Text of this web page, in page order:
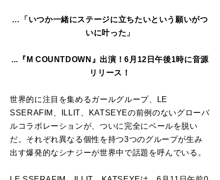
…「いつか一緒にステージに立ちたいという願いがつ
いに叶った」
...『M COUNTDOWN』出演！6月12日午後1時に音源
リリース！
世界的に注目を集めるガールグループ、LE
SSERAFIM、ILLIT、KATSEYEの前例のないグローバ
ルコラボレーションが、ついに完全にベールを脱い
だ。それぞれ異なる個性を持つ3つのグループが生み
出す爆発的なシナジーが世界中で話題を呼んでいる。